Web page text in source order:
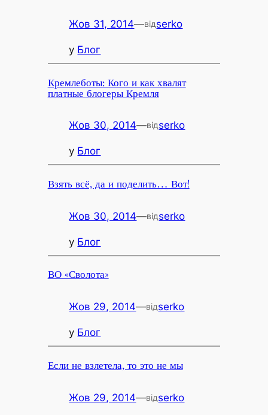
Жов 31, 2014—відserko
у Блог
Кремлеботы: Кого и как хвалят
платные блогеры Кремля
Жов 30, 2014—відserko
у Блог
Взять всё, да и поделить… Вот!
Жов 30, 2014—відserko
у Блог
ВО «Сволота»
Жов 29, 2014—відserko
у Блог
Если не взлетела, то это не мы
Жов 29, 2014—відserko